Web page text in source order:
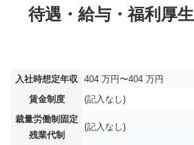
待遇・給与・福利厚生
入社時想定年収
404 万円〜404 万円
賃金制度
(記入なし)
裁量労働制固定
残業代制
(記入なし)